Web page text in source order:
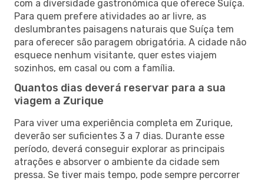
com a diversidade gastronómica que oferece Suíça.
Para quem prefere atividades ao ar livre, as
deslumbrantes paisagens naturais que Suíça tem
para oferecer são paragem obrigatória. A cidade não
esquece nenhum visitante, quer estes viajem
sozinhos, em casal ou com a família.
Quantos dias deverá reservar para a sua
viagem a Zurique
Para viver uma experiência completa em Zurique,
deverão ser suficientes 3 a 7 dias. Durante esse
período, deverá conseguir explorar as principais
atrações e absorver o ambiente da cidade sem
pressa. Se tiver mais tempo, pode sempre percorrer